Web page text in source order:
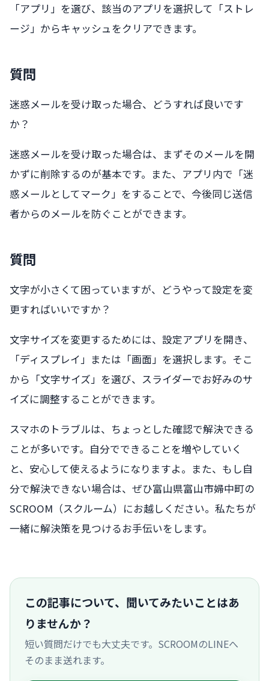
「アプリ」を選び、該当のアプリを選択して「ストレ
ージ」からキャッシュをクリアできます。
質問
迷惑メールを受け取った場合、どうすれば良いです
か？
迷惑メールを受け取った場合は、まずそのメールを開
かずに削除するのが基本です。また、アプリ内で「迷
惑メールとしてマーク」をすることで、今後同じ送信
者からのメールを防ぐことができます。
質問
文字が小さくて困っていますが、どうやって設定を変
更すればいいですか？
文字サイズを変更するためには、設定アプリを開き、
「ディスプレイ」または「画面」を選択します。そこ
から「文字サイズ」を選び、スライダーでお好みのサ
イズに調整することができます。
スマホのトラブルは、ちょっとした確認で解決できる
ことが多いです。自分でできることを増やしていく
と、安心して使えるようになりますよ。また、もし自
分で解決できない場合は、ぜひ富山県富山市婦中町の
SCROOM（スクルーム）にお越しください。私たちが
一緒に解決策を見つけるお手伝いをします。
この記事について、聞いてみたいことはあ
りませんか？
短い質問だけでも大丈夫です。SCROOMのLINEへ
そのまま送れます。